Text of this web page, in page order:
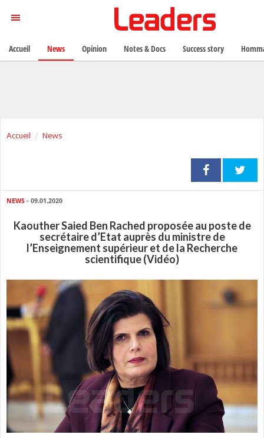
Accueil News
NEWS - 09.01.2020
Kaouther Saied Ben Rached proposée au poste de
secrétaire d’Etat auprès du ministre de
l’Enseignement supérieur et de la Recherche
scientifique (Vidéo)
Accueil News Opinion Notes & Docs Success story